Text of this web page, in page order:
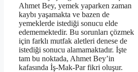
Ahmet Bey, yemek yaparken zaman
kaybı yaşamakta ve bazen de
yemeklerde istediği sonucu elde
edememektedir. Bu sorunları çözmek
için farklı mutfak aletleri denese de
istediği sonucu alamamaktadır. İşte
tam bu noktada, Ahmet Bey’in
kafasında İş-Mak-Par fikri oluşur.